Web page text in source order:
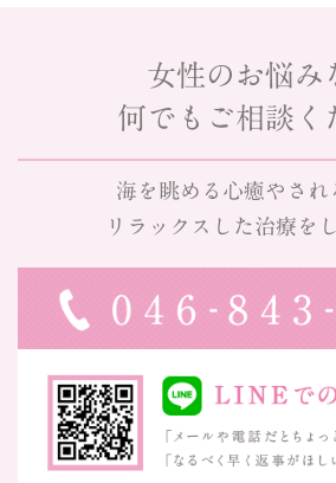
女性のお悩み
何でもご相談く
海を眺める心癒やされ
リラックスした治療を